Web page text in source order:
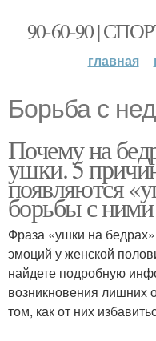
90-60-90 |
главная
Борьба с
Почему на
ушки. 5
появляются
борьбы с ними
Фраза «ушки на
эмоций у женской
найдете подробную
возникновения лишних
том, как от них